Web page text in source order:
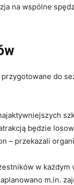
na wspólne
do
będzie
– przekazali
w każdym
m.in.